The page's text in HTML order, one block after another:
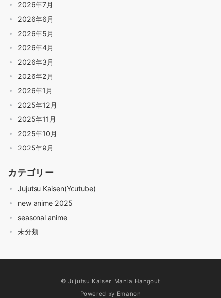
2026年7月
2026年6月
2026年5月
2026年4月
2026年3月
2026年2月
2026年1月
2025年12月
2025年11月
2025年10月
2025年9月
カテゴリー
Jujutsu Kaisen(Youtube)
new anime 2025
seasonal anime
未分類
© Jujutsu Kaisen Mania Hangout
Powered by Emanon